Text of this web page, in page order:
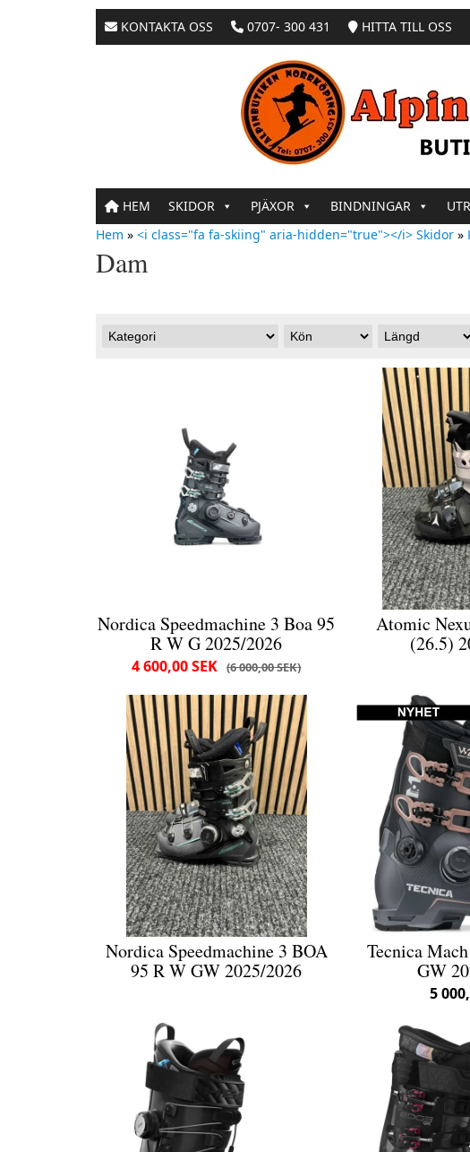
KONTAKTA OSS 0707- 300 431 HITTA TILL OSS
HEM SKIDOR PJÄXOR BINDNINGAR
Hem » <i class="fa fa-skiing" aria-hidden="true"></i> Skidor »
Dam
Nordica Speedmachine 3 Boa 95
R W G 2025/2026
6 000,00 SEK
4 600,00 SEK
Atomic
(26.5)
Nordica Speedmachine 3 BOA
95 R W GW 2025/2026
Tecnica
GW
5